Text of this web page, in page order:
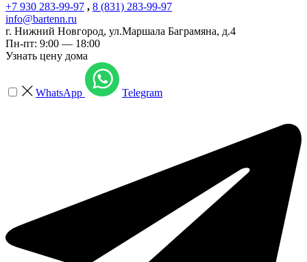
+7 930 283-99-97 , 8 (831) 283-99-97
info@bartenn.ru
г. Нижний Новгород, ул.Маршала Баграмяна, д.4
Пн-пт: 9:00 — 18:00
Узнать цену дома
WhatsApp Telegram